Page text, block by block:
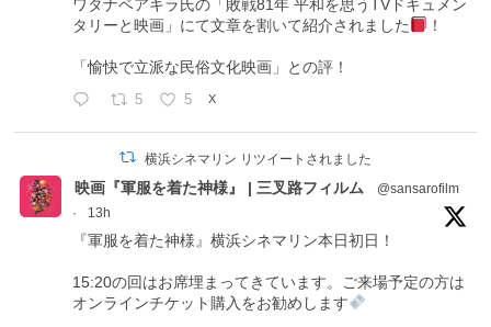
ワタナベアキラ氏の「敗戦81年 平和を思うTVドキュメン
タリーと映画」にて文章を割いて紹介されました
！
「愉快で立派な民俗文化映画」との評！
5 5 X
横浜シネマリン リツイートされました
映画『軍服を着た神様』 | 三叉路フィルム
@sansarofilm
·
13h
『軍服を着た神様』横浜シネマリン本日初日！
15:20の回はお席埋まってきています。ご来場予定の方は
オンラインチケット購入をお勧めします